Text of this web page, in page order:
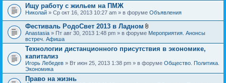
Ищу работу с жильем на ПМЖ
Николай » Ср окт 16, 2013 10:27 am » в форуме Объявления
Фестиваль РодоСвет 2013 в Ладном
В
о
ж
н
и
я
Anastasia » Пт авг 30, 2013 1:48 pm » в форуме Мероприятия. Анонсы
встреч. Афиша
Технологии дистанционного присутствия в экономике,
капитализ
Игорь Лебедев » Вт июн 25, 2013 1:38 pm » в форуме Общество. Политика.
Экономика
Право на жизнь